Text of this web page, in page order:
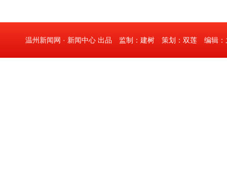
温州新闻网 · 新闻中心 出品 监制：建树 策划：双莲 编辑